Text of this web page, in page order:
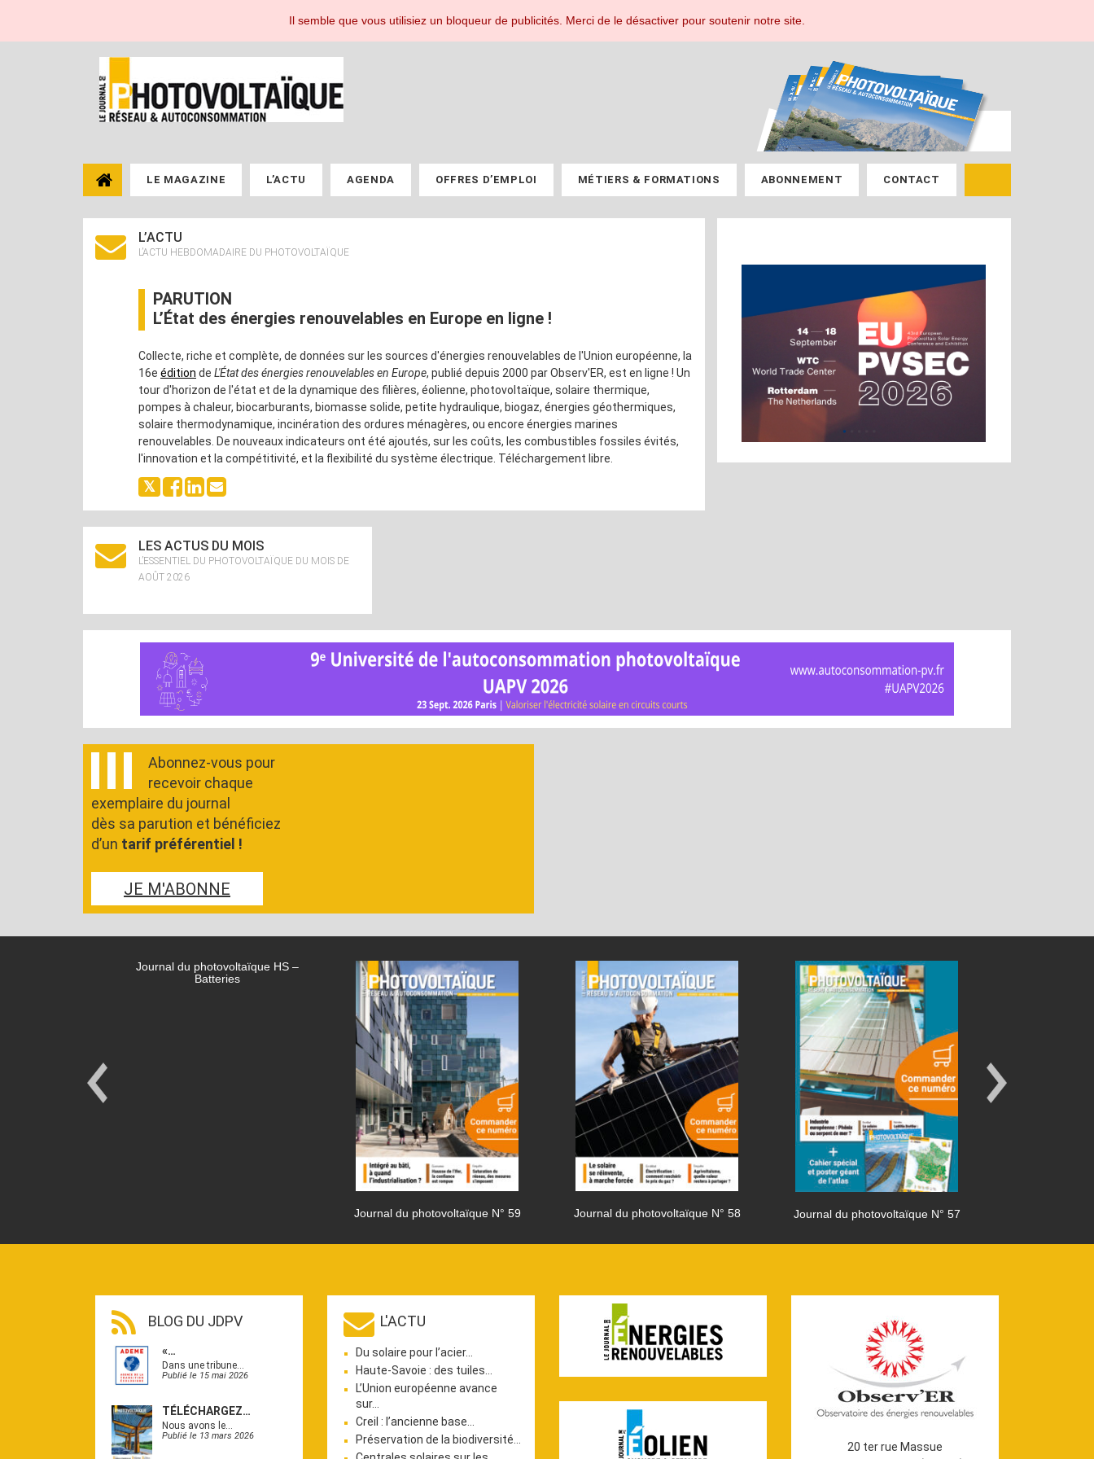
ESPACE ABONNÉ
LE MAGAZINE L’ACTU AGENDA OFFRES D’EMPLOI MÉTIERS & FORMATIONS ABONNEMENT CONTACT
L’ACTU
L’ACTU HEBDOMADAIRE DU PHOTOVOLTAÏQUE
PARUTION
L’État des énergies renouvelables en Europe en ligne !
Collecte, riche et complète, de données sur les sources d'énergies renouvelables de l'Union européenne, la
16e édition de L'État des énergies renouvelables en Europe, publié depuis 2000 par Observ'ER, est en ligne ! Un
tour d'horizon de l'état et de la dynamique des filières, éolienne, photovoltaïque, solaire thermique,
pompes à chaleur, biocarburants, biomasse solide, petite hydraulique, biogaz, énergies géothermiques,
solaire thermodynamique, incinération des ordures ménagères, ou encore énergies marines
renouvelables. De nouveaux indicateurs ont été ajoutés, sur les coûts, les combustibles fossiles évités,
l'innovation et la compétitivité, et la flexibilité du système électrique. Téléchargement libre.
LES ACTUS DU MOIS
L’ESSENTIEL DU PHOTOVOLTAÏQUE DU MOIS DE
AOÛT 2026
Abonnez-vous pour
recevoir chaque
exemplaire du journal
dès sa parution et bénéficiez
d’un tarif préférentiel !
JE M'ABONNE
Journal du photovoltaïque HS –
Batteries
Journal du photovoltaïque N° 59 Journal du photovoltaïque N° 58 Journal du photovoltaïque N° 57
BLOG DU JDPV
«…
Dans une tribune…
Publié le 15 mai 2026
TÉLÉCHARGEZ…
Nous avons le…
Publié le 13 mars 2026
L'ACTU
Du solaire pour l’acier…
Haute-Savoie : des tuiles…
L’Union européenne avance
sur…
Creil : l’ancienne base…
Préservation de la biodiversité…
20 ter rue Massue
Il semble que vous utilisiez un bloqueur de publicités. Merci de le désactiver pour soutenir notre site.